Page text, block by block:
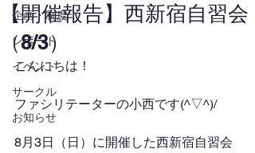
企画・制度
レポート
イベント
サークル
お知らせ
【開催報告】西新宿自習会
（8/3）
こんにちは！
ファシリテーターの小西です(^▽^)/
8月3日（日）に開催した西新宿自習会